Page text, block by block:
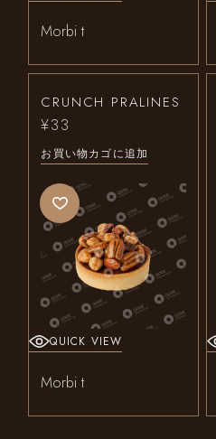
Morbi t
CRUNCH PRALINES
¥33
お買い物カゴに追加
QUICK VIEW
Morbi t